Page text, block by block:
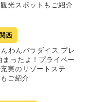
光スポットもご紹介
西
わんパラダイス プレ
まったよ！プライベー
実のリゾートステ
ご紹介